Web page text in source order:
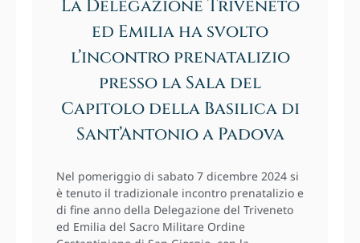
La Delegazione Triveneto
ed Emilia ha svolto
l’incontro prenatalizio
presso la Sala del
Capitolo della Basilica di
Sant’Antonio a Padova
Nel pomeriggio di sabato 7 dicembre 2024 si
è tenuto il tradizionale incontro prenatalizio e
di fine anno della Delegazione del Triveneto
ed Emilia del Sacro Militare Ordine